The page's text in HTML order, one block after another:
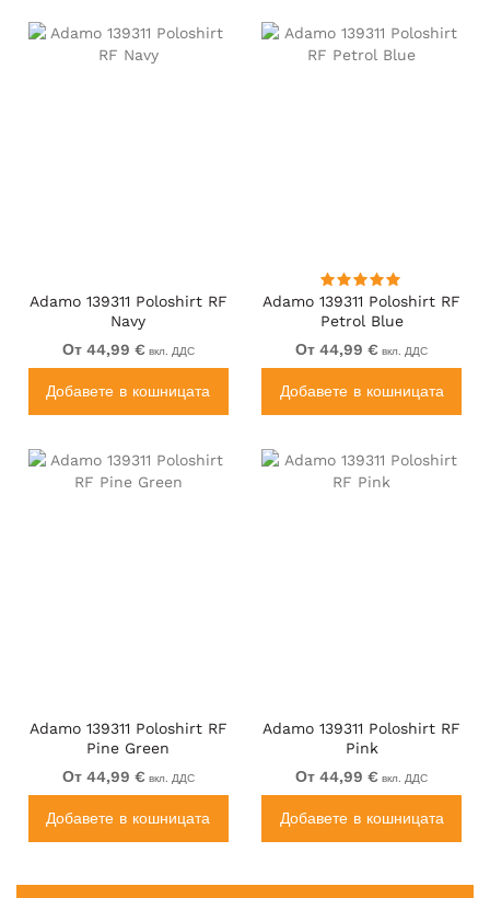
Adamo 139311 Poloshirt RF
Navy
От 44,99 € вкл. ДДС
Добавете в кошницата
Adamo 139311 Poloshirt RF
Petrol Blue
От 44,99 € вкл. ДДС
Добавете в кошницата
Adamo 139311 Poloshirt RF
Pine Green
От 44,99 € вкл. ДДС
Добавете в кошницата
Adamo 139311 Poloshirt RF
Pink
От 44,99 € вкл. ДДС
Добавете в кошницата